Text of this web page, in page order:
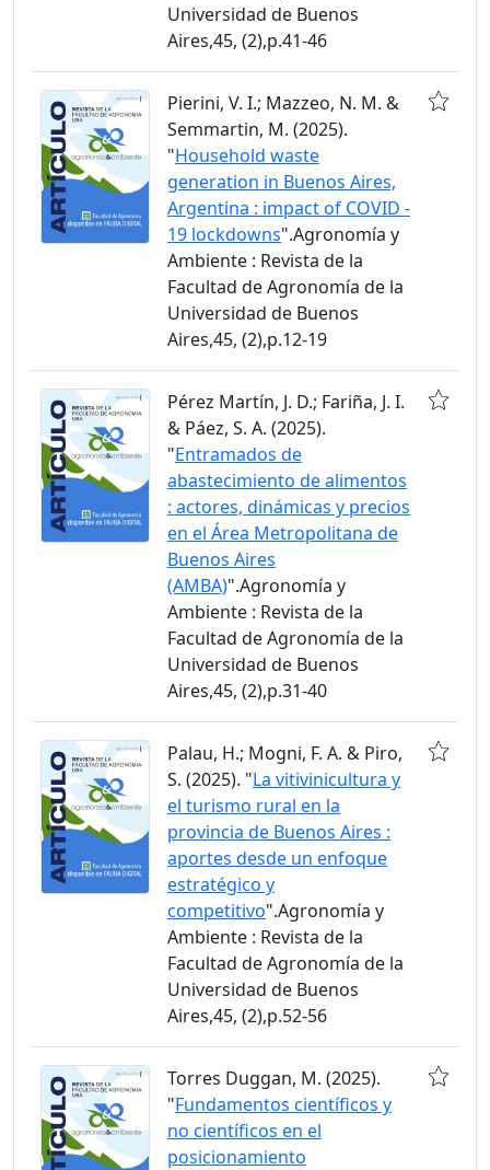
Universidad de Buenos
Aires,45, (2),p.41-46
Pierini, V. I.; Mazzeo, N. M. &
Semmartin, M. (2025).
"Household waste
generation in Buenos Aires,
Argentina : impact of COVID -
19 lockdowns".Agronomía y
Ambiente : Revista de la
Facultad de Agronomía de la
Universidad de Buenos
Aires,45, (2),p.12-19
Pérez Martín, J. D.; Fariña, J. I.
& Páez, S. A. (2025).
"Entramados de
abastecimiento de alimentos
: actores, dinámicas y precios
en el Área Metropolitana de
Buenos Aires
(AMBA)".Agronomía y
Ambiente : Revista de la
Facultad de Agronomía de la
Universidad de Buenos
Aires,45, (2),p.31-40
Palau, H.; Mogni, F. A. & Piro,
S. (2025). "La vitivinicultura y
el turismo rural en la
provincia de Buenos Aires :
aportes desde un enfoque
estratégico y
competitivo".Agronomía y
Ambiente : Revista de la
Facultad de Agronomía de la
Universidad de Buenos
Aires,45, (2),p.52-56
Torres Duggan, M. (2025).
"Fundamentos científicos y
no científicos en el
posicionamiento